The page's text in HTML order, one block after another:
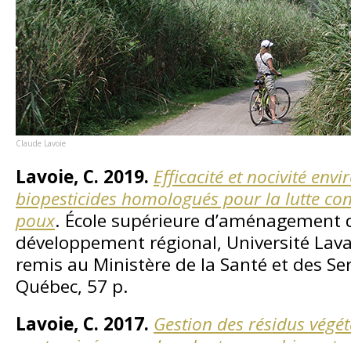
Claude Lavoie
Lavoie, C. 2019. Efficacité et nocivité
biopesticides homologués pour la lutte
poux. École supérieure
développement régional, Université
remis au Ministère de la Santé et des
Québec, 57 p.
Lavoie, C. 2017. Gestion des résidus